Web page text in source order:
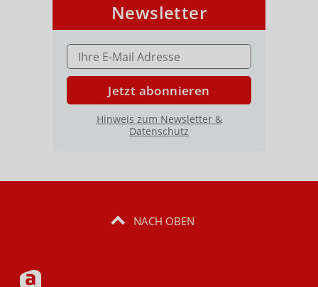
Newsletter
E-MAIL ADRESSE
Jetzt abonnieren
Hinweis zum Newsletter &
Datenschutz
NACH OBEN